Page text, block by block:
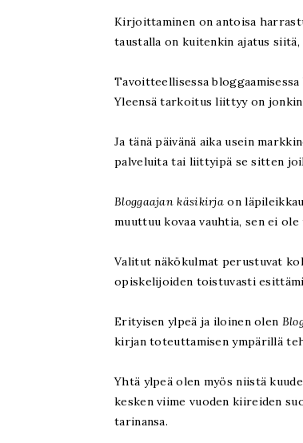
Kirjoittaminen on antoisa
taustalla on kuitenkin ajatus
Tavoitteellisessa
Yleensä tarkoitus liittyy on jonkin
Ja tänä päivänä aika usein
palveluita tai liittyipä se sitten
Bloggaajan käsikirjaon
muuttuu kovaa vauhtia, sen ei
Valitut näkökulmat perustuvat
opiskelijoiden toistuvasti
Erityisen ylpeä ja iloinen olen
kirjan toteuttamisen ympärillä
Yhtä ylpeä olen myös niistä
kesken viime vuoden kiireiden
tarinansa.